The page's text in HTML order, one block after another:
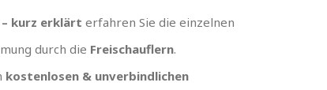
– kurz erklärt erfahren Sie die einzelnen
durch die Freischauflern.
kostenlosen & unverbindlichen